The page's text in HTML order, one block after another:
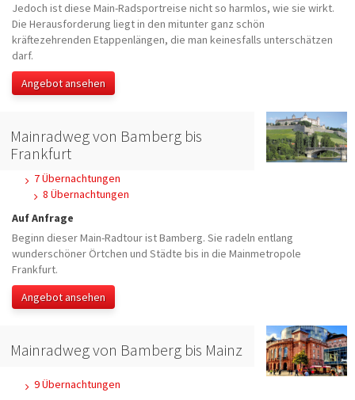
Jedoch ist diese Main-Radsportreise nicht so harmlos, wie sie wirkt.
Die Herausforderung liegt in den mitunter ganz schön
kräftezehrenden Etappenlängen, die man keinesfalls unterschätzen
darf.
Angebot ansehen
Mainradweg von Bamberg bis
Frankfurt
7 Übernachtungen
8 Übernachtungen
Auf Anfrage
Beginn dieser Main-Radtour ist Bamberg. Sie radeln entlang
wunderschöner Örtchen und Städte bis in die Mainmetropole
Frankfurt.
Angebot ansehen
Mainradweg von Bamberg bis Mainz
9 Übernachtungen